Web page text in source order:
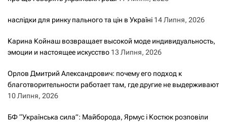
наслідки для ринку пального та цін в Україні 14 Липня, 2026
Карина Койнаш возвращает высокой моде индивидуальность,
эмоции и настоящее искусство 13 Липня, 2026
Орлов Дмитрий Александрович: почему его подход к
благотворительности работает там, где другие не выдерживают
10 Липня, 2026
БФ “Українська сила”: Майборода, Ярмус і Костюк розповіли